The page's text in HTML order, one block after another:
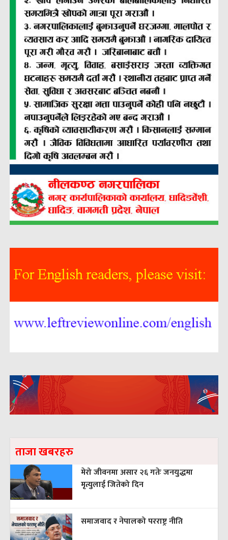
ताजा खबरहरु
मेरो जीवनमा असार २६ गतेः जनयुद्धमा
मृत्युलाई जितेको दिन
समाजवाद र नेपालको परराष्ट्र नीति